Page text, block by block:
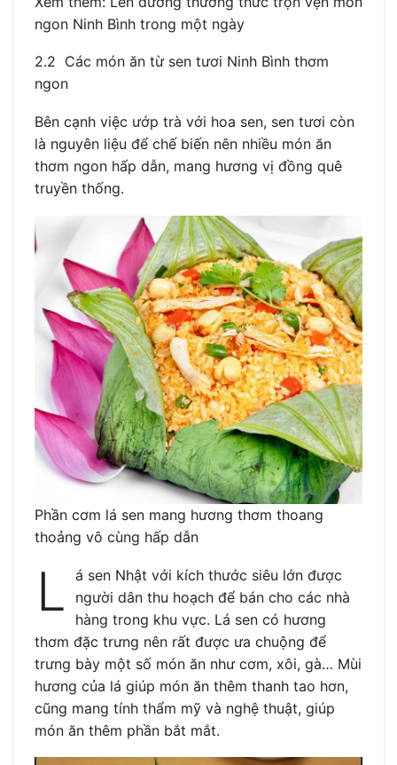
ngon Ninh Bình trong một ngày
2.2 Các món ăn từ sen tươi Ninh Bình thơm
ngon
Bên cạnh việc ướp trà với hoa sen, sen tươi còn
là nguyên liệu để chế biến nên nhiều món ăn
thơm ngon hấp dẫn, mang hương vị đồng quê
truyền thống.
Phần cơm lá sen mang hương thơm thoang
thoảng vô cùng hấp dẫn
L
á sen Nhật với kích thước siêu lớn được
người dân thu hoạch để bán cho các nhà
hàng trong khu vực. Lá sen có hương
thơm đặc trưng nên rất được ưa chuộng để
trưng bày một số món ăn như cơm, xôi, gà… Mùi
hương của lá giúp món ăn thêm thanh tao hơn,
cũng mang tính thẩm mỹ và nghệ thuật, giúp
món ăn thêm phần bắt mắt.